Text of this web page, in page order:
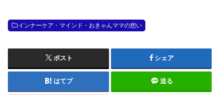
インナーケア・マインド・おきゃんママの想い
ポスト シェア
はてブ 送る